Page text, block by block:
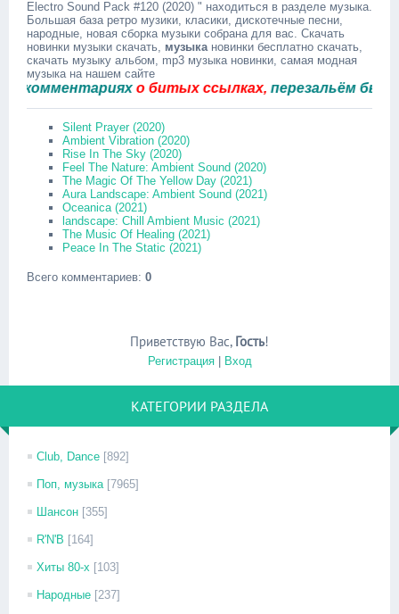
Electro Sound Pack #120 (2020) " находиться в разделе музыка.
Большая база ретро музики, класики, дискотечные песни,
народные, новая сборка музыки собрана для вас. Скачать
новинки музыки скачать, музыкановинки бесплатно скачать,
скачать музыку альбом, mp3 музыка новинки, самая модная
музыка на нашем сайте
о битых ссылках,перезальём быстро.
Silent Prayer (2020)
Ambient Vibration (2020)
Rise In The Sky (2020)
Feel The Nature: Ambient Sound (2020)
The Magic Of The Yellow Day (2021)
Aura Landscape: Ambient Sound (2021)
Oceanica (2021)
landscape: Chill Ambient Music (2021)
The Music Of Healing (2021)
Peace In The Static (2021)
Всего комментариев: 0
Приветствую Вас, Гость!
Регистрация| Вход
КАТЕГОРИИ РАЗДЕЛА
Club, Dance [892]
Поп, музыка [7965]
Шансон [355]
R'N'B [164]
Хиты 80-х [103]
Народные [237]